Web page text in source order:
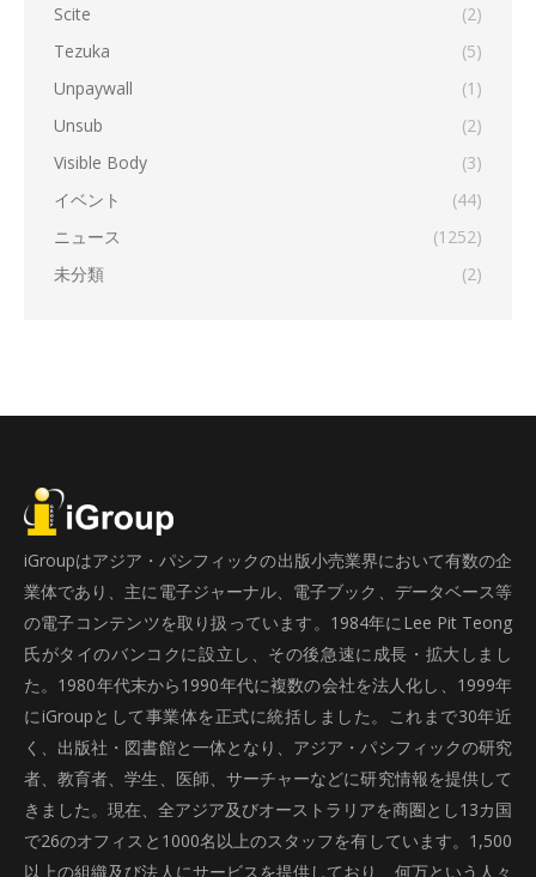
Scite
(2)
Tezuka
(5)
Unpaywall
(1)
Unsub
(2)
Visible Body
(3)
イベント
(44)
ニュース
(1252)
未分類
(2)
iGroupはアジア・パシフィックの出版小売業界において有数の企
業体であり、主に電子ジャーナル、電子ブック、データベース等
の電子コンテンツを取り扱っています。1984年にLee Pit Teong
氏がタイのバンコクに設立し、その後急速に成長・拡大しまし
た。1980年代末から1990年代に複数の会社を法人化し、1999年
にiGroupとして事業体を正式に統括しました。これまで30年近
く、出版社・図書館と一体となり、アジア・パシフィックの研究
者、教育者、学生、医師、サーチャーなどに研究情報を提供して
きました。現在、全アジア及びオーストラリアを商圏とし13カ国
で26のオフィスと1000名以上のスタッフを有しています。1,500
以上の組織及び法人にサービスを提供しており、何万という人々